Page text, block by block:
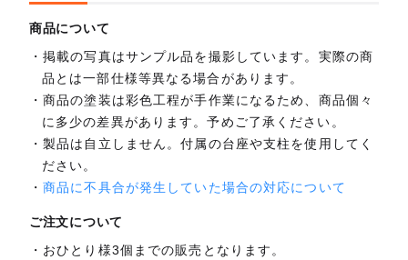
商品について
掲載の写真はサンプル品を撮影しています。実際の商
品とは一部仕様等異なる場合があります。
商品の塗装は彩色工程が手作業になるため、商品個々
に多少の差異があります。予めご了承ください。
製品は自立しません。付属の台座や支柱を使用してく
ださい。
商品に不具合が発生していた場合の対応について
ご注文について
おひとり様3個までの販売となります。